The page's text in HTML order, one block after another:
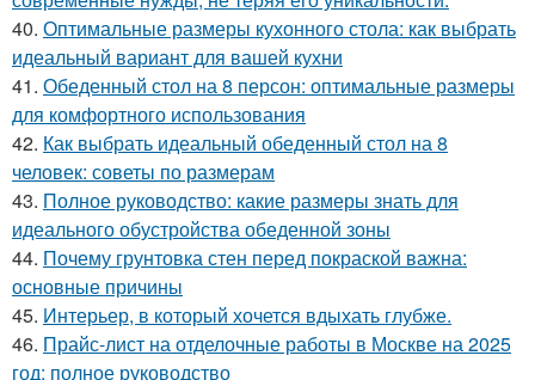
40. Оптимальные размеры кухонного стола: как выбрать
идеальный вариант для вашей кухни
41. Обеденный стол на 8 персон: оптимальные размеры
для комфортного использования
42. Как выбрать идеальный обеденный стол на 8
человек: советы по размерам
43. Полное руководство: какие размеры знать для
идеального обустройства обеденной зоны
44. Почему грунтовка стен перед покраской важна:
основные причины
45. Интерьер, в который хочется вдыхать глубже.
46. Прайс-лист на отделочные работы в Москве на 2025
год: полное руководство